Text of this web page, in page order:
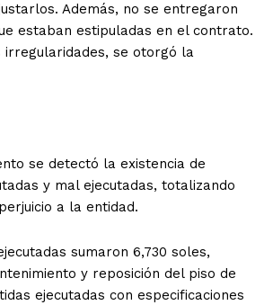
Además, no se entregaron
estaban estipuladas en el contrato.
irregularidades, se otorgó la
se detectó la existencia de
y mal ejecutadas, totalizando
a la entidad.
sumaron 6,730 soles,
y reposición del piso de
ejecutadas con especificaciones